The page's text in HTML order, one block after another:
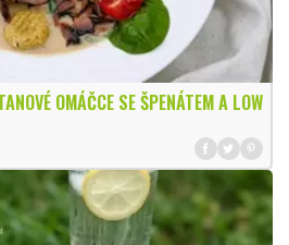
OMÁČCE SE ŠPENÁTEM A LOW